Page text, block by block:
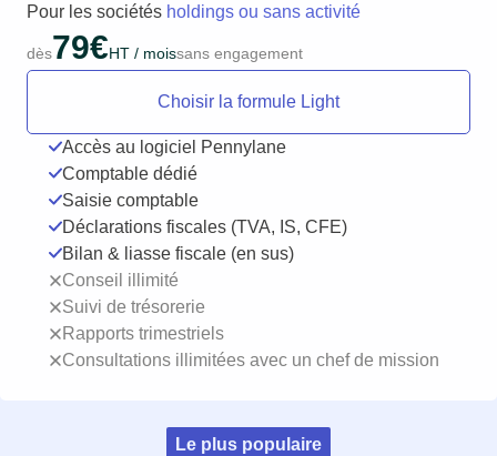
Pour les sociétés holdings ou sans activité
dès79€HT / moissans engagement
Choisir la formule Light
Accès au logiciel Pennylane
Comptable dédié
Saisie comptable
Déclarations fiscales (TVA, IS, CFE)
Bilan & liasse fiscale (en sus)
Conseil illimité
Suivi de trésorerie
Rapports trimestriels
Consultations illimitées avec un chef de mission
Le plus populaire